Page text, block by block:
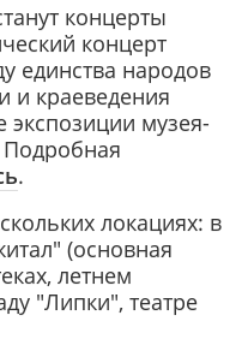
концерты
концерт
единства народов
и краеведения
экспозиции музея-
.
локациях: в
(основная
летнем
"Липки", театре